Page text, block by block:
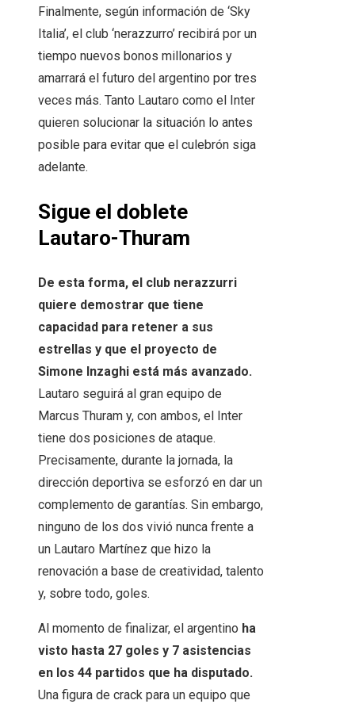
Finalmente, según información de ‘Sky
Italia’, el club ‘nerazzurro’ recibirá por un
tiempo nuevos bonos millonarios y
amarrará el futuro del argentino por tres
veces más. Tanto Lautaro como el Inter
quieren solucionar la situación lo antes
posible para evitar que el culebrón siga
adelante.
Sigue el doblete
Lautaro-Thuram
De esta forma, el club nerazzurri
quiere demostrar que tiene
capacidad para retener a sus
estrellas y que el proyecto de
Simone Inzaghi está más avanzado.
Lautaro seguirá al gran equipo de
Marcus Thuram y, con ambos, el Inter
tiene dos posiciones de ataque.
Precisamente, durante la jornada, la
dirección deportiva se esforzó en dar un
complemento de garantías. Sin embargo,
ninguno de los dos vivió nunca frente a
un Lautaro Martínez que hizo la
renovación a base de creatividad, talento
y, sobre todo, goles.
Al momento de finalizar, el argentino ha
visto hasta 27 goles y 7 asistencias
en los 44 partidos que ha disputado.
Una figura de crack para un equipo que